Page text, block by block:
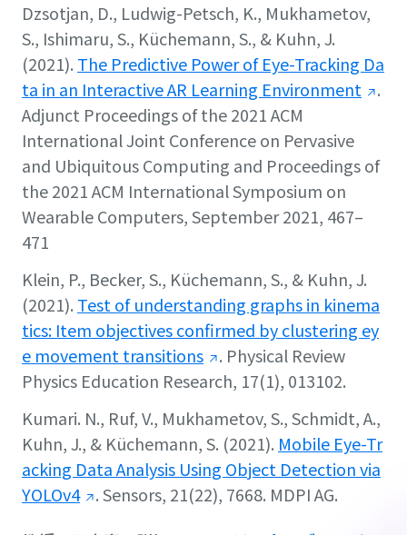
Dzsotjan, D., Ludwig-Petsch, K., Mukhametov,
S., Ishimaru, S., Küchemann, S., & Kuhn, J.
(2021). The Predictive Power of Eye-Tracking Da
ta in an Interactive AR Learning Environment
.
Adjunct Proceedings of the 2021 ACM
International Joint Conference on Pervasive
and Ubiquitous Computing and Proceedings of
the 2021 ACM International Symposium on
Wearable Computers,September 2021, 467–
471
Klein, P., Becker, S., Küchemann, S., & Kuhn, J.
(2021). Test of understanding graphs in kinema
tics: Item objectives confirmed by clustering ey
e movement transitions
. Physical Review
Physics Education Research, 17(1), 013102.
Kumari. N., Ruf, V., Mukhametov, S., Schmidt, A.,
Kuhn, J., & Küchemann, S. (2021). Mobile Eye-Tr
acking Data Analysis Using Object Detection via
YOLOv4
.Sensors, 21(22), 7668. MDPI AG.